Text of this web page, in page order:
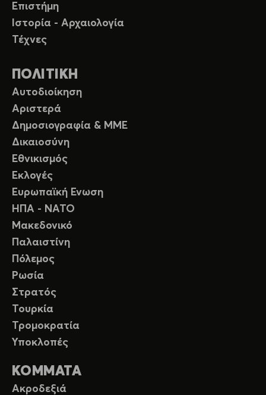
Επιστήμη
Ιστορία - Αρχαιολογία
Τέχνες
ΠΟΛΙΤΙΚΗ
Αυτοδιοίκηση
Αριστερά
Δημοσιογραφία & ΜΜΕ
Δικαιοσύνη
Εθνικισμός
Εκλογές
Ευρωπαϊκή Ενωση
ΗΠΑ - ΝΑΤΟ
Μακεδονικό
Παλαιστίνη
Πόλεμος
Ρωσία
Στρατός
Τουρκία
Τρομοκρατία
Υποκλοπές
ΚΟΜΜΑΤΑ
Ακροδεξιά